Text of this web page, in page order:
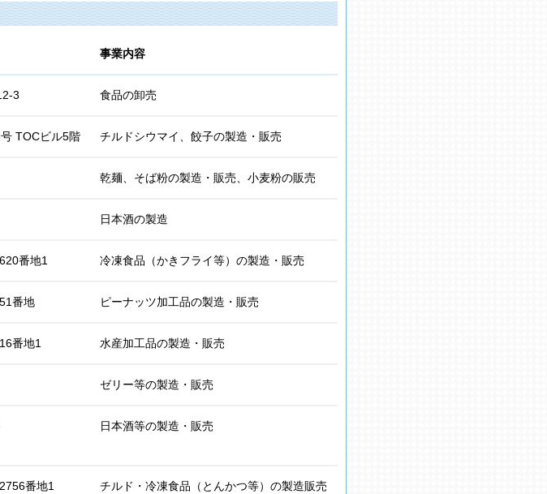
事業内容
3 食品の卸売
TOCビル5階 チルドシウマイ、餃子の製造・販売
乾麺、そば粉の製造・販売、小麦粉の販売
日本酒の製造
番地1 冷凍食品（かきフライ等）の製造・販売
番地 ピーナッツ加工品の製造・販売
番地1 水産加工品の製造・販売
ゼリー等の製造・販売
日本酒等の製造・販売
番地1 チルド・冷凍食品（とんかつ等）の製造販売